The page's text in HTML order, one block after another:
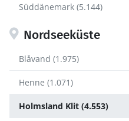
Süddänemark (5.144)
Nordseeküste
Blåvand (1.975)
Henne (1.071)
Holmsland Klit (4.553)